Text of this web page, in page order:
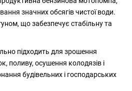
значних обсягів чистої води.
що забезпечує стабільну та
підходить для зрошення
поливу, осушення колодязів і
будівельних і господарських